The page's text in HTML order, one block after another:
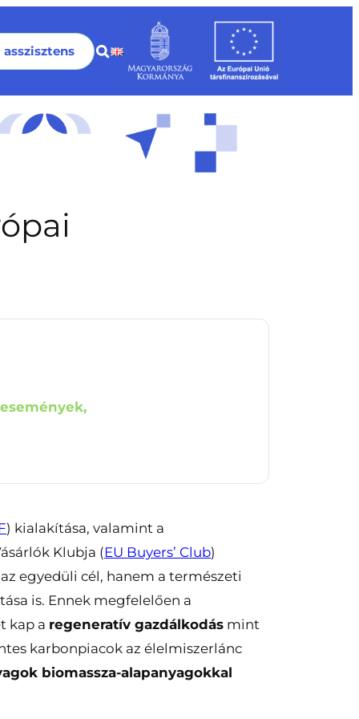
asszisztens
) kialakítása, valamint a
Klubja (EU Buyers’ Club)
egyedüli cél, hanem a természeti
is. Ennek megfelelően a
kap a regeneratív gazdálkodás mint
karbonpiacok az élelmiszerlánc
biomassza-alapanyagokkal